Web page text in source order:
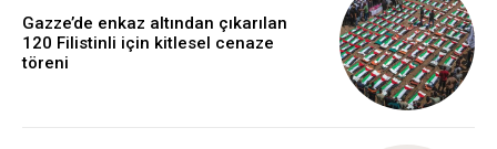
Gazze’de enkaz altından çıkarılan
120 Filistinli için kitlesel cenaze
töreni